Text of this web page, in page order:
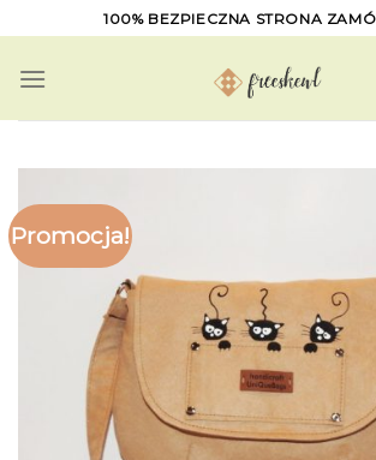
to
content
100% BEZPIECZNA STRONA
Promocja!